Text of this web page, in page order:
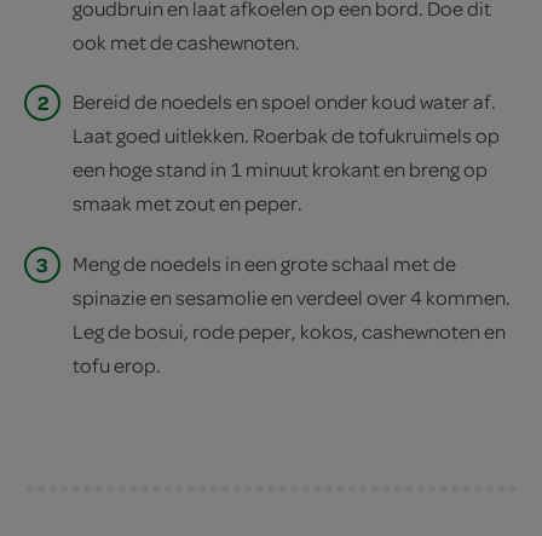
goudbruin en laat afkoelen op een bord. Doe dit
ook met de cashewnoten.
2
Bereid de noedels en spoel onder koud water af.
Laat goed uitlekken. Roerbak de tofukruimels op
een hoge stand in 1 minuut krokant en breng op
smaak met zout en peper.
3
Meng de noedels in een grote schaal met de
spinazie en sesamolie en verdeel over 4 kommen.
Leg de bosui, rode peper, kokos, cashewnoten en
tofu erop.